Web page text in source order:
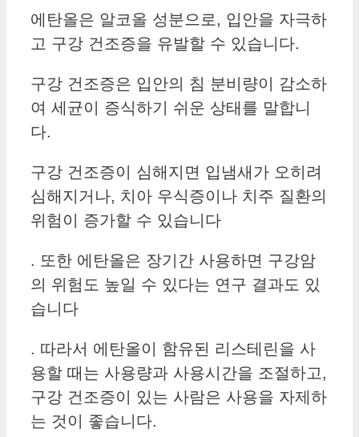
에탄올은 알코올 성분으로, 입안을 자극하
고 구강 건조증을 유발할 수 있습니다.
구강 건조증은 입안의 침 분비량이 감소하
여 세균이 증식하기 쉬운 상태를 말합니
다.
구강 건조증이 심해지면 입냄새가 오히려
심해지거나, 치아 우식증이나 치주 질환의
위험이 증가할 수 있습니다
. 또한 에탄올은 장기간 사용하면 구강암
의 위험도 높일 수 있다는 연구 결과도 있
습니다
. 따라서 에탄올이 함유된 리스테린을 사
용할 때는 사용량과 사용시간을 조절하고,
구강 건조증이 있는 사람은 사용을 자제하
는 것이 좋습니다.